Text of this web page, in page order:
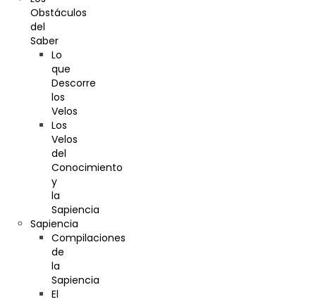
Obstáculos
del
Saber
Lo
que
Descorre
los
Velos
Los
Velos
del
Conocimiento
y
la
Sapiencia
Sapiencia
Compilaciones
de
la
Sapiencia
El